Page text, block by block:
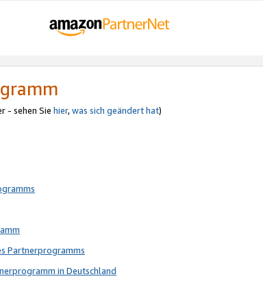
- sehen Sie hier,was sich geändert hat)
Partnerprogramms
in Deutschland